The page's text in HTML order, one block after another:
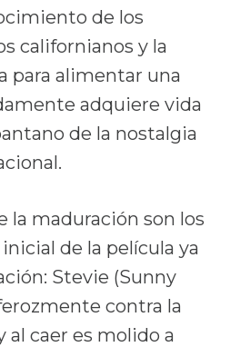
de los
californianos y la
para alimentar una
adquiere vida
de la nostalgia
la maduración son los
de la película ya
Stevie (Sunny
contra la
al caer es molido a